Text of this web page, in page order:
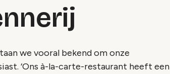
we vooral bekend om onze
‘Ons à-la-carte-restaurant heeft een